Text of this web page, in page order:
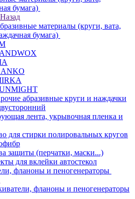
бумага)
Назад
материалы (круги, вата,
бумага)
абразивные круги и наждачки
лента, укрывочная пленка и
для стирки полировальных кругов
защиты (перчатки, маски...)
для вклейки автостекол
фланоны и пеногенераторы
фланоны и пеногенераторы